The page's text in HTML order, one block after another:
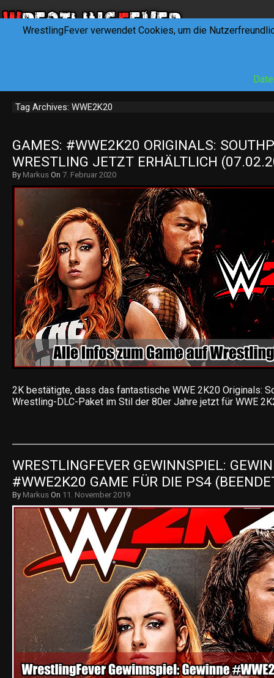
Tag Archives: WWE2K20
GAMES: #WWE2K20 ORIGINALS:
WRESTLING JETZT ERHÄLTLICH
By Markus On 7. Februar 2020
2K bestätigte, dass das fantastische WWE 2K20 Originals:
Wrestling-DLC-Paket im Stil der 80er Jahre jetzt für WWE
WRESTLINGFEVER GEWINNSPIEL:
#WWE2K20 GAME FÜR DIE PS4
By Markus On 11. November 2019
WrestlingFever verwendet Cookies, um die